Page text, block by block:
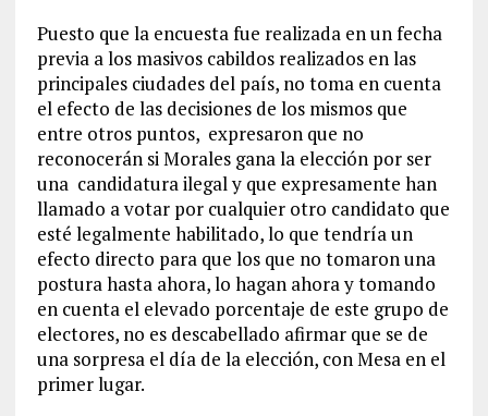
Puesto que la encuesta fue realizada en un fecha
previa a los masivos cabildos realizados en las
principales ciudades del país, no toma en cuenta
el efecto de las decisiones de los mismos que
entre otros puntos, expresaron que no
reconocerán si Morales gana la elección por ser
una candidatura ilegal y que expresamente han
llamado a votar por cualquier otro candidato que
esté legalmente habilitado, lo que tendría un
efecto directo para que los que no tomaron una
postura hasta ahora, lo hagan ahora y tomando
en cuenta el elevado porcentaje de este grupo de
electores, no es descabellado afirmar que se de
una sorpresa el día de la elección, con Mesa en el
primer lugar.